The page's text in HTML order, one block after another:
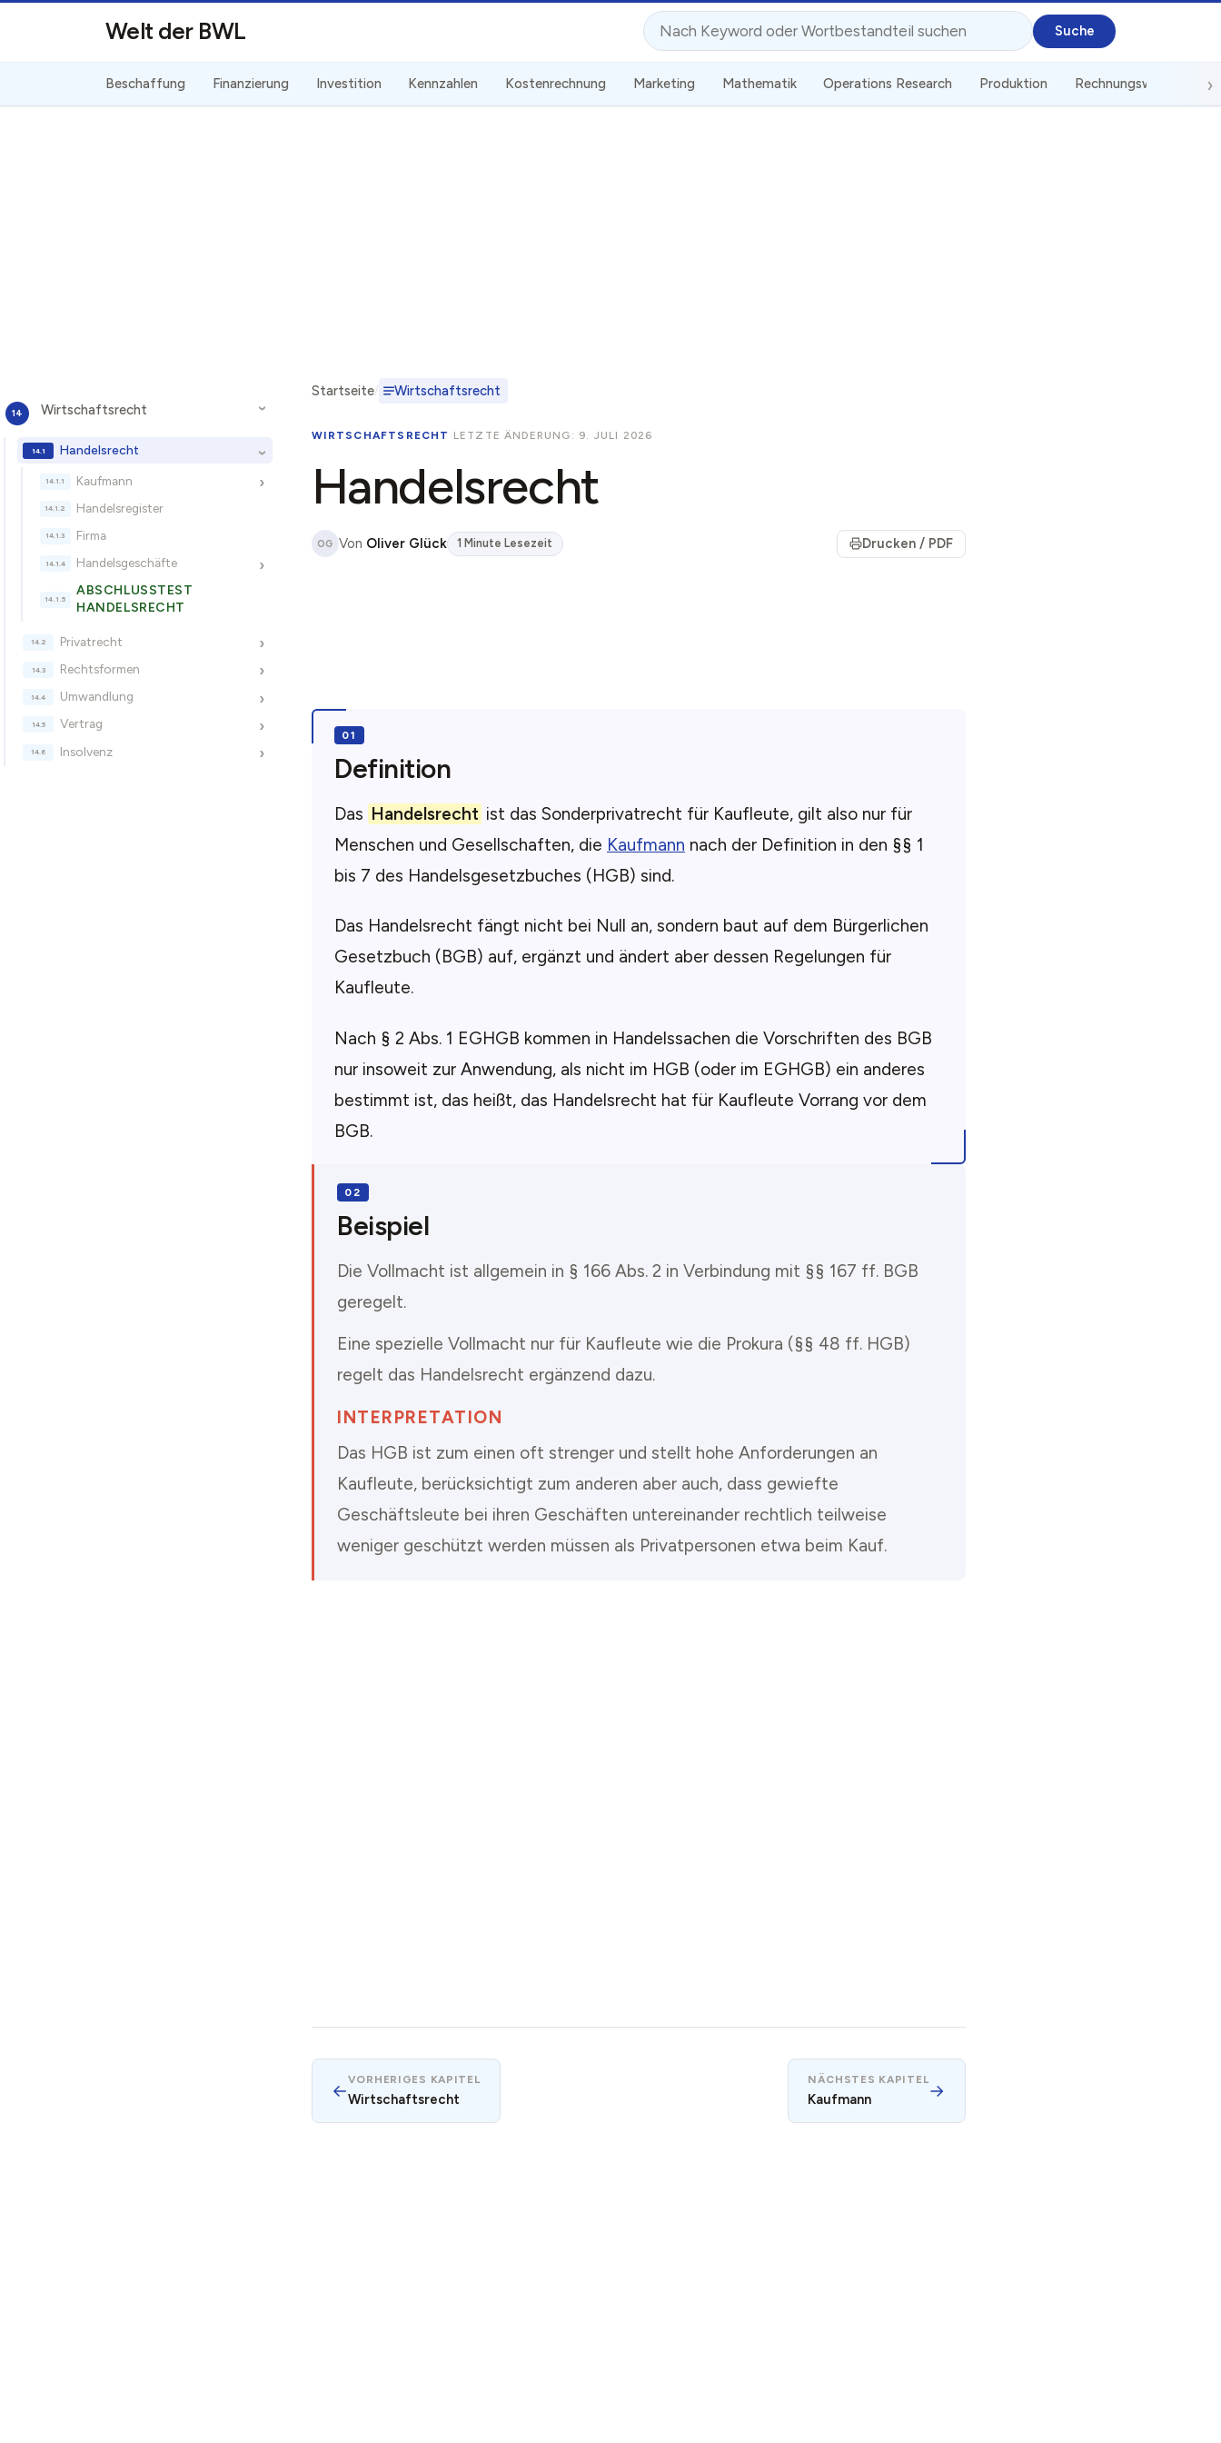
Welt der BWL Suche
Beschaffung Finanzierung Investition Kennzahlen Kostenrechnung Marketing Mathematik Operations Research Produktion Rechnungswesen
›
Wirtschaftsrecht
›
Handelsrecht
›
Kaufmann
Handelsregister
Firma
›
Handelsgeschäfte
ABSCHLUSSTEST
HANDELSRECHT
›
Privatrecht
›
Rechtsformen
›
Umwandlung
›
Vertrag
›
Insolvenz
Startseite Wirtschaftsrecht
WIRTSCHAFTSRECHT · LETZTE ÄNDERUNG: 9. JULI 2026
Handelsrecht
OG Von Oliver Glück 1 Minute Lesezeit Drucken / PDF
Definition
Das Handelsrecht ist das Sonderprivatrecht für Kaufleute, gilt also nur für
Menschen und Gesellschaften, die Kaufmann nach der Definition in den §§ 1
bis 7 des Handelsgesetzbuches (HGB) sind.
Das Handelsrecht fängt nicht bei Null an, sondern baut auf dem Bürgerlichen
Gesetzbuch (BGB) auf, ergänzt und ändert aber dessen Regelungen für
Kaufleute.
Nach § 2 Abs. 1 EGHGB kommen in Handelssachen die Vorschriften des BGB
nur insoweit zur Anwendung, als nicht im HGB (oder im EGHGB) ein anderes
bestimmt ist, das heißt, das Handelsrecht hat für Kaufleute Vorrang vor dem
BGB.
Beispiel
Die Vollmacht ist allgemein in § 166 Abs. 2 in Verbindung mit §§ 167 ff. BGB
geregelt.
Eine spezielle Vollmacht nur für Kaufleute wie die Prokura (§§ 48 ff. HGB)
regelt das Handelsrecht ergänzend dazu.
INTERPRETATION
Das HGB ist zum einen oft strenger und stellt hohe Anforderungen an
Kaufleute, berücksichtigt zum anderen aber auch, dass gewiefte
Geschäftsleute bei ihren Geschäften untereinander rechtlich teilweise
weniger geschützt werden müssen als Privatpersonen etwa beim Kauf.
←
VORHERIGES KAPITEL
Wirtschaftsrecht
NÄCHSTES KAPITEL
Kaufmann →